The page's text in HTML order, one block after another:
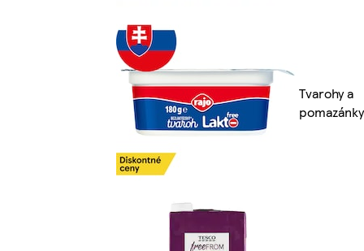
Tvarohy a
pomazánky